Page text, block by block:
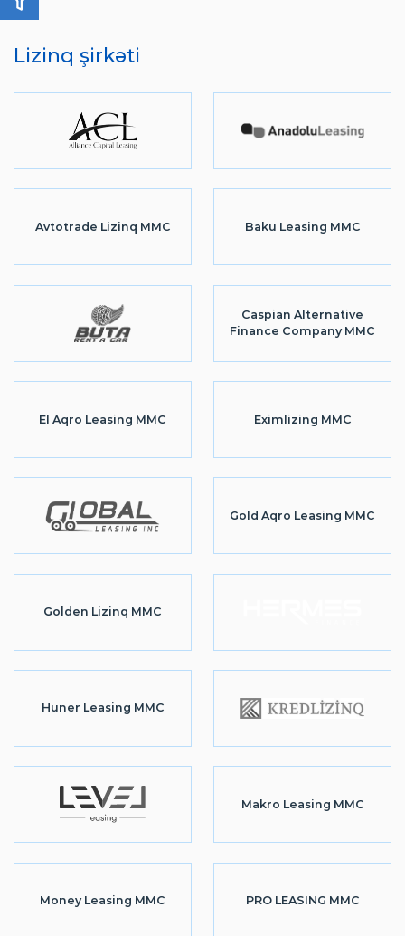
Lizinq şirkəti
Avtotrade Lizinq MMC Baku Leasing MMC
Caspian Alternative
Finance Company MMC
El Aqro Leasing MMC Eximlizing MMC
Gold Aqro Leasing MMC
Golden Lizinq MMC
Huner Leasing MMC
Makro Leasing MMC
Money Leasing MMC PRO LEASING MMC